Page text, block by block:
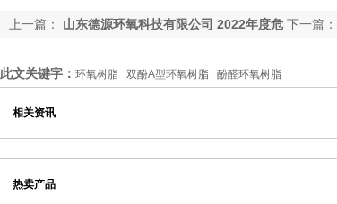
下一篇：
上一篇：
山东德源环氧科技有限公司 2022年度危
此文关键字： 环氧树脂 双酚A型环氧树脂 酚醛环氧树脂
相关资讯
热卖产品